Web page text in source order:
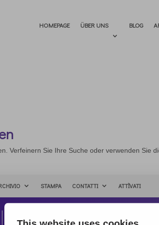
HOMEPAGE ÜBER UNS BLOG
Verfeinern Sie Ihre Suche oder verwenden Sie
STAMPA CONTATTI ATTÌVATI